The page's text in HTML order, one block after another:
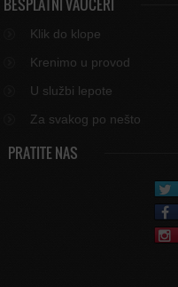
BESPLATNI VAUČERI
Klik do klope
Krenimo u provod
U službi lepote
Za svakog po nešto
PRATITE NAS